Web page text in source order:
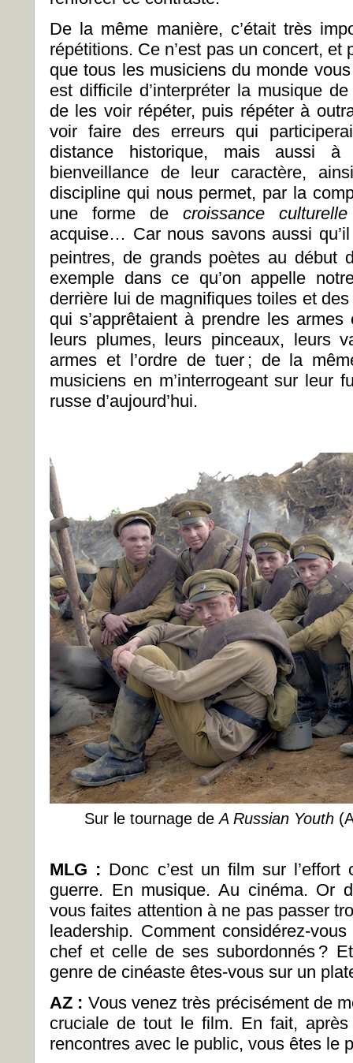
De la même manière, c’était très
répétitions. Ce n’est pas un concert, et
que tous les musiciens du monde
est difficile d’interpréter la musique
de les voir répéter, puis répéter à
voir faire des erreurs qui
distance historique, mais aussi
bienveillance de leur caractère,
discipline qui nous permet, par la
une forme de croissance
acquise… Car nous savons aussi
peintres, de grands poètes au début
exemple dans ce qu’on appelle
derrière lui de magnifiques toiles et
qui s’apprêtaient à prendre les
leurs plumes, leurs pinceaux, leurs
armes et l’ordre de tuer ; de la
musiciens en m’interrogeant sur leur
russe d’aujourd’hui.
Sur le tournage deA Russian Youth
MLG : Donc c’est un film sur l’effort
guerre. En musique. Au cinéma. Or
vous faites attention à ne pas passer
leadership. Comment considérez-
chef et celle de ses subordonnés ?
genre de cinéaste êtes-vous sur un
AZ : Vous venez très précisément de
cruciale de tout le film. En fait,
rencontres avec le public, vous êtes le